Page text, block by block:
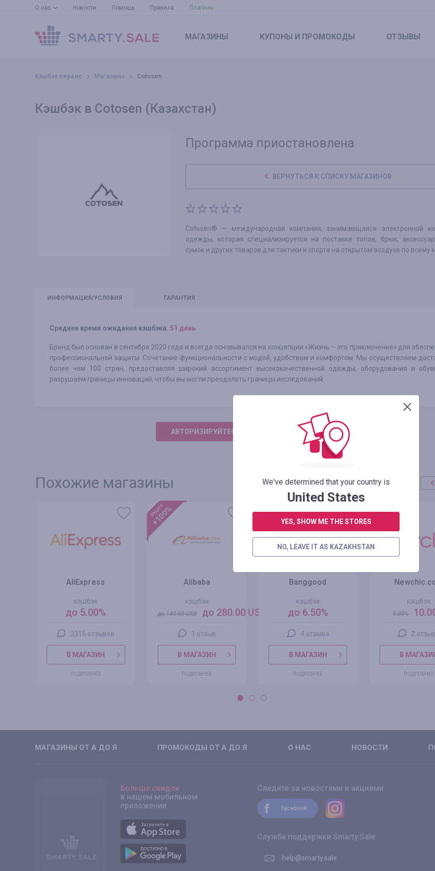
О нас Новости Помощь Правила Плагины
МАГАЗИНЫ КУПОНЫ И ПРОМОКОДЫ ОТЗЫВЫ
Кэшбэк сервис Магазины Cotosen
Кэшбэк в Cotosen (Казахстан)
Программа приостановлена
ВЕРНУТЬСЯ К СПИСКУ МАГАЗИНОВ
Cotosen® — международная компания, занимающаяся электронной
одежды, которая специализируется на поставке топов, брюк,
сумок и других товаров для тактики и спорта на открытом воздухе по всему
ИНФО РМАЦИЯ/УСЛОВИЯ ГАРАНТИЯ
Среднее время ожидания кэшбэка: 51 день
Бренд был основан в сентябре 2020 года и всегда основывался на концепции «Жизнь – это приключение» для
профессиональной защиты. Сочетание функциональности с модой, удобством и комфортом. Мы осуществляем
более чем 100 стран, предоставляя широкий ассортимент высококачественной одежды, оборудования и
разрушаем границы инноваций, чтобы вы могли преодолеть границы исследований.
АВТОРИЗИРУЙТЕСЬ, ЧТОБЫ ОСТАВИТЬ ОТЗЫВ
Похожие магазины
AliExpress
кэшбэк
до 5.00%
2316 отзывов
В МАГАЗИН
ПОДРОБНЕЕ
акция
+100%
Alibaba
кэшбэк
до140.00USD до 280.00 USD
1 отзыв
В МАГАЗИН
ПОДРОБНЕЕ
Banggood
кэшбэк
до 6.50%
4 отзыва
В МАГАЗИН
ПОДРОБНЕЕ
акция
+100%
кэшбэк
5.00%
2
В
ПОДРОБНЕЕ
МАГАЗИНЫ ОТ А ДО Я ПРОМОКОДЫ ОТ А ДО Я О НАС НОВОСТИ
Больше скидок
в нашем мобильном
приложении
Следите за новостями и акциями
facebook
Служба поддержки Smarty.Sale
help@smarty.sale
We've determined that your country is
United States
YES, SHOW ME THE STORES
NO, LEAVE IT AS KAZAKHSTAN